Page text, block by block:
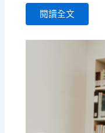
閱讀全文